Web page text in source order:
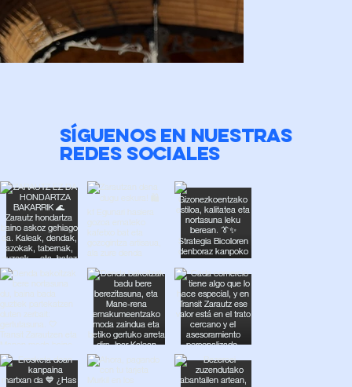
SÍGUENOS EN NUESTRAS
REDES SOCIALES